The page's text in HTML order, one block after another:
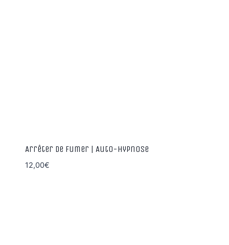
Arrêter de fumer | Auto-Hypnose
12,00€